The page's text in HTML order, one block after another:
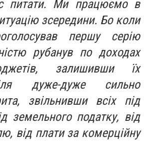
питати. Ми працюємо в
зсередини. Бо коли
першу серію
рубанув по доходах
залишивши їх
дуже-дуже сильно
звільнивши всіх під
земельного податку, від
від плати за комерційну